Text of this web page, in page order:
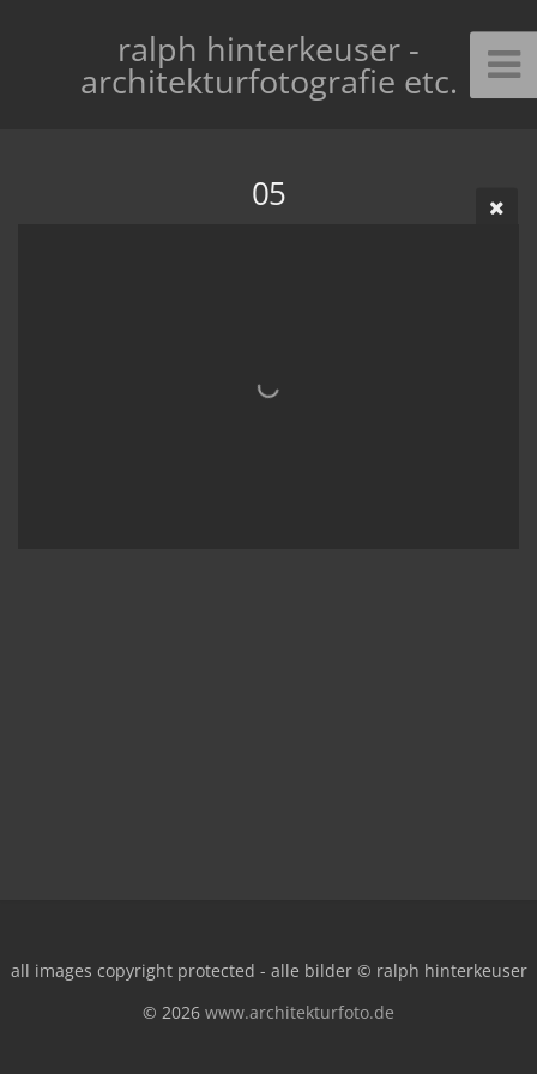
ralph hinterkeuser -
architekturfotografie etc.
05
all images copyright protected - alle bilder © ralph hinterkeuser
© 2026 www.architekturfoto.de